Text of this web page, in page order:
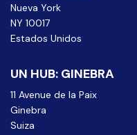
Nueva York
NY 10017
Estados Unidos
UN HUB: GINEBRA
11 Avenue de la Paix
Ginebra
Suiza